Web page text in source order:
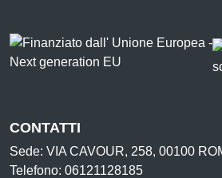
CONTATTI
Sede: VIA CAVOUR, 258, 00100
Telefono: 06121128185